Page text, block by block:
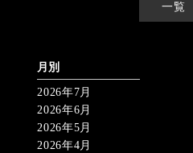
一覧
月別
2026年7月
2026年6月
2026年5月
2026年4月